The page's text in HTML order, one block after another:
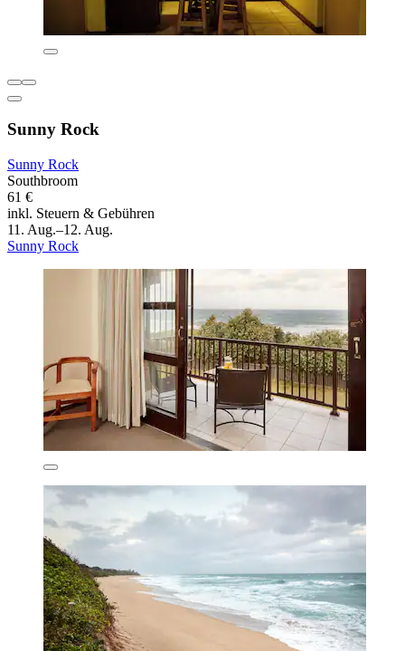
Sunny Rock
Sunny Rock
Southbroom
61 €
inkl. Steuern & Gebühren
11. Aug.–12. Aug.
Sunny Rock